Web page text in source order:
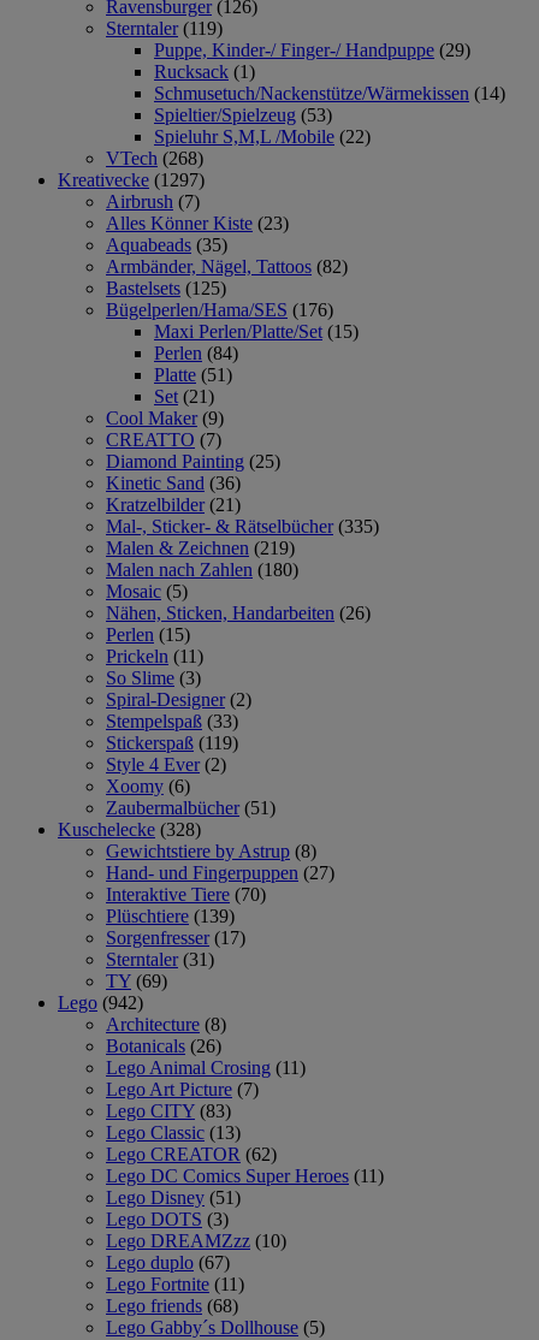
Ravensburger (126)
Sterntaler (119)
Puppe, Kinder-/ Finger-/ Handpuppe (29)
Rucksack (1)
Schmusetuch/Nackenstütze/Wärmekissen (14)
Spieltier/Spielzeug (53)
Spieluhr S,M,L /Mobile (22)
VTech (268)
Kreativecke (1297)
Airbrush (7)
Alles Könner Kiste (23)
Aquabeads (35)
Armbänder, Nägel, Tattoos (82)
Bastelsets (125)
Bügelperlen/Hama/SES (176)
Maxi Perlen/Platte/Set (15)
Perlen (84)
Platte (51)
Set (21)
Cool Maker (9)
CREATTO (7)
Diamond Painting (25)
Kinetic Sand (36)
Kratzelbilder (21)
Mal-, Sticker- & Rätselbücher (335)
Malen & Zeichnen (219)
Malen nach Zahlen (180)
Mosaic (5)
Nähen, Sticken, Handarbeiten (26)
Perlen (15)
Prickeln (11)
So Slime (3)
Spiral-Designer (2)
Stempelspaß (33)
Stickerspaß (119)
Style 4 Ever (2)
Xoomy (6)
Zaubermalbücher (51)
Kuschelecke (328)
Gewichtstiere by Astrup (8)
Hand- und Fingerpuppen (27)
Interaktive Tiere (70)
Plüschtiere (139)
Sorgenfresser (17)
Sterntaler (31)
TY (69)
Lego (942)
Architecture (8)
Botanicals (26)
Lego Animal Crosing (11)
Lego Art Picture (7)
Lego CITY (83)
Lego Classic (13)
Lego CREATOR (62)
Lego DC Comics Super Heroes (11)
Lego Disney (51)
Lego DOTS (3)
Lego DREAMZzz (10)
Lego duplo (67)
Lego Fortnite (11)
Lego friends (68)
Lego Gabby´s Dollhouse (5)